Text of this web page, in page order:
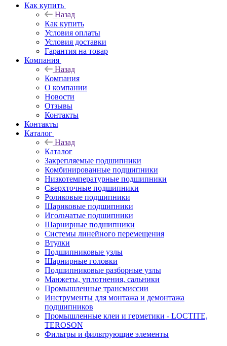
Как купить
Назад
Как купить
Условия оплаты
Условия доставки
Гарантия на товар
Компания
Назад
Компания
О компании
Новости
Отзывы
Контакты
Контакты
Каталог
Назад
Каталог
Закрепляемые подшипники
Комбинированные подшипники
Низкотемпературные подшипники
Сверхточные подшипники
Роликовые подшипники
Шариковые подшипники
Игольчатые подшипники
Шарнирные подшипники
Системы линейного перемещения
Втулки
Подшипниковые узлы
Шарнирные головки
Подшипниковые разборные узлы
Манжеты, уплотнения, сальники
Промышленные трансмиссии
Инструменты для монтажа и демонтажа
подшипников
Промышленные клеи и герметики - LOCTITE,
TEROSON
Фильтры и фильтрующие элементы